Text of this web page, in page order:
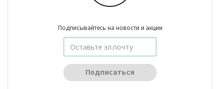
Подписывайтесь на новости и акции
Подписаться